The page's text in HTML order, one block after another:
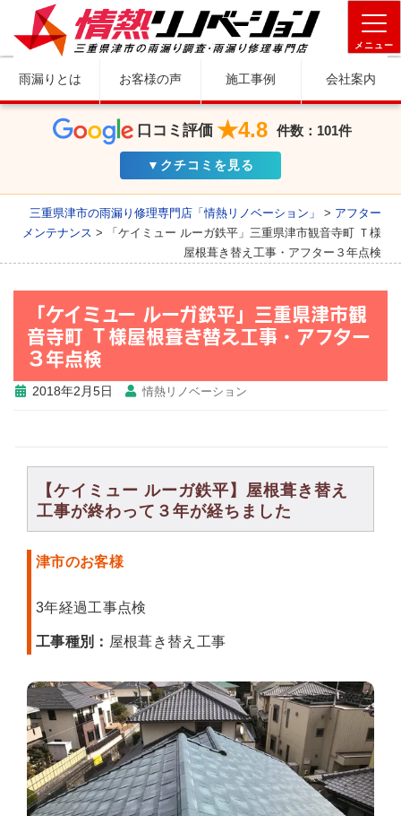
メニュー
雨漏りとは お客様の声 施工事例 会社案内
口コミ評価 ★4.8 件数：101件
▼クチコミを見る
三重県津市の雨漏り修理専門店「情熱リノベーション」 > アフター
メンテナンス >
「ケイミュー ルーガ鉄平」三重県津市観音寺町 Ｔ様
屋根葺き替え工事・アフター３年点検
「ケイミュー ルーガ鉄平」三重県津市観
音寺町 Ｔ様屋根葺き替え工事・アフター
３年点検
2018年2月5日 情熱リノベーション
【ケイミュー ルーガ鉄平】屋根葺き替え
工事が終わって３年が経ちました
津市のお客様
3年経過工事点検
工事種別： 屋根葺き替え工事